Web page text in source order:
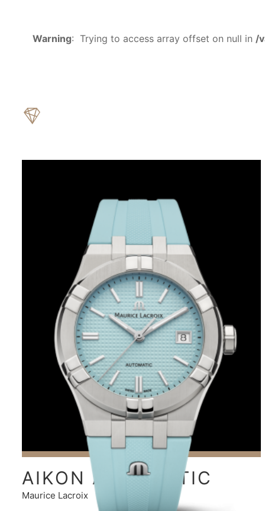
Warning:  Trying to access array offset on null in /
AIKON AUTOMATIC
SKELETON
Maurice Lacroix